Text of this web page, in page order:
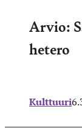
Arvio:
hetero
Kulttuuri